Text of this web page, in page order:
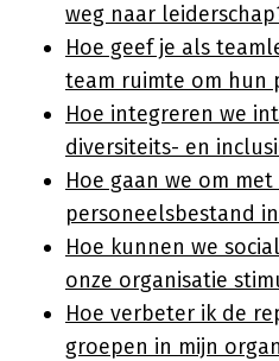
weg naar
Hoe geef je als
team ruimte om hun
Hoe integreren we
diversiteits- en
Hoe gaan we om
personeelsbestand
Hoe kunnen we
onze organisatie
Hoe verbeter ik de
groepen in mijn